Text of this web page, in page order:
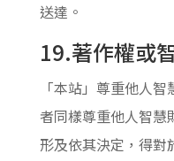
送達。
19.著作權或
「本站」尊重他人
者同樣尊重他人智慧
形及依其決定，得對